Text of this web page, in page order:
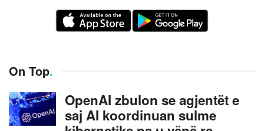
On Top.
OpenAI zbulon se agjentët e
saj AI koordinuan sulme